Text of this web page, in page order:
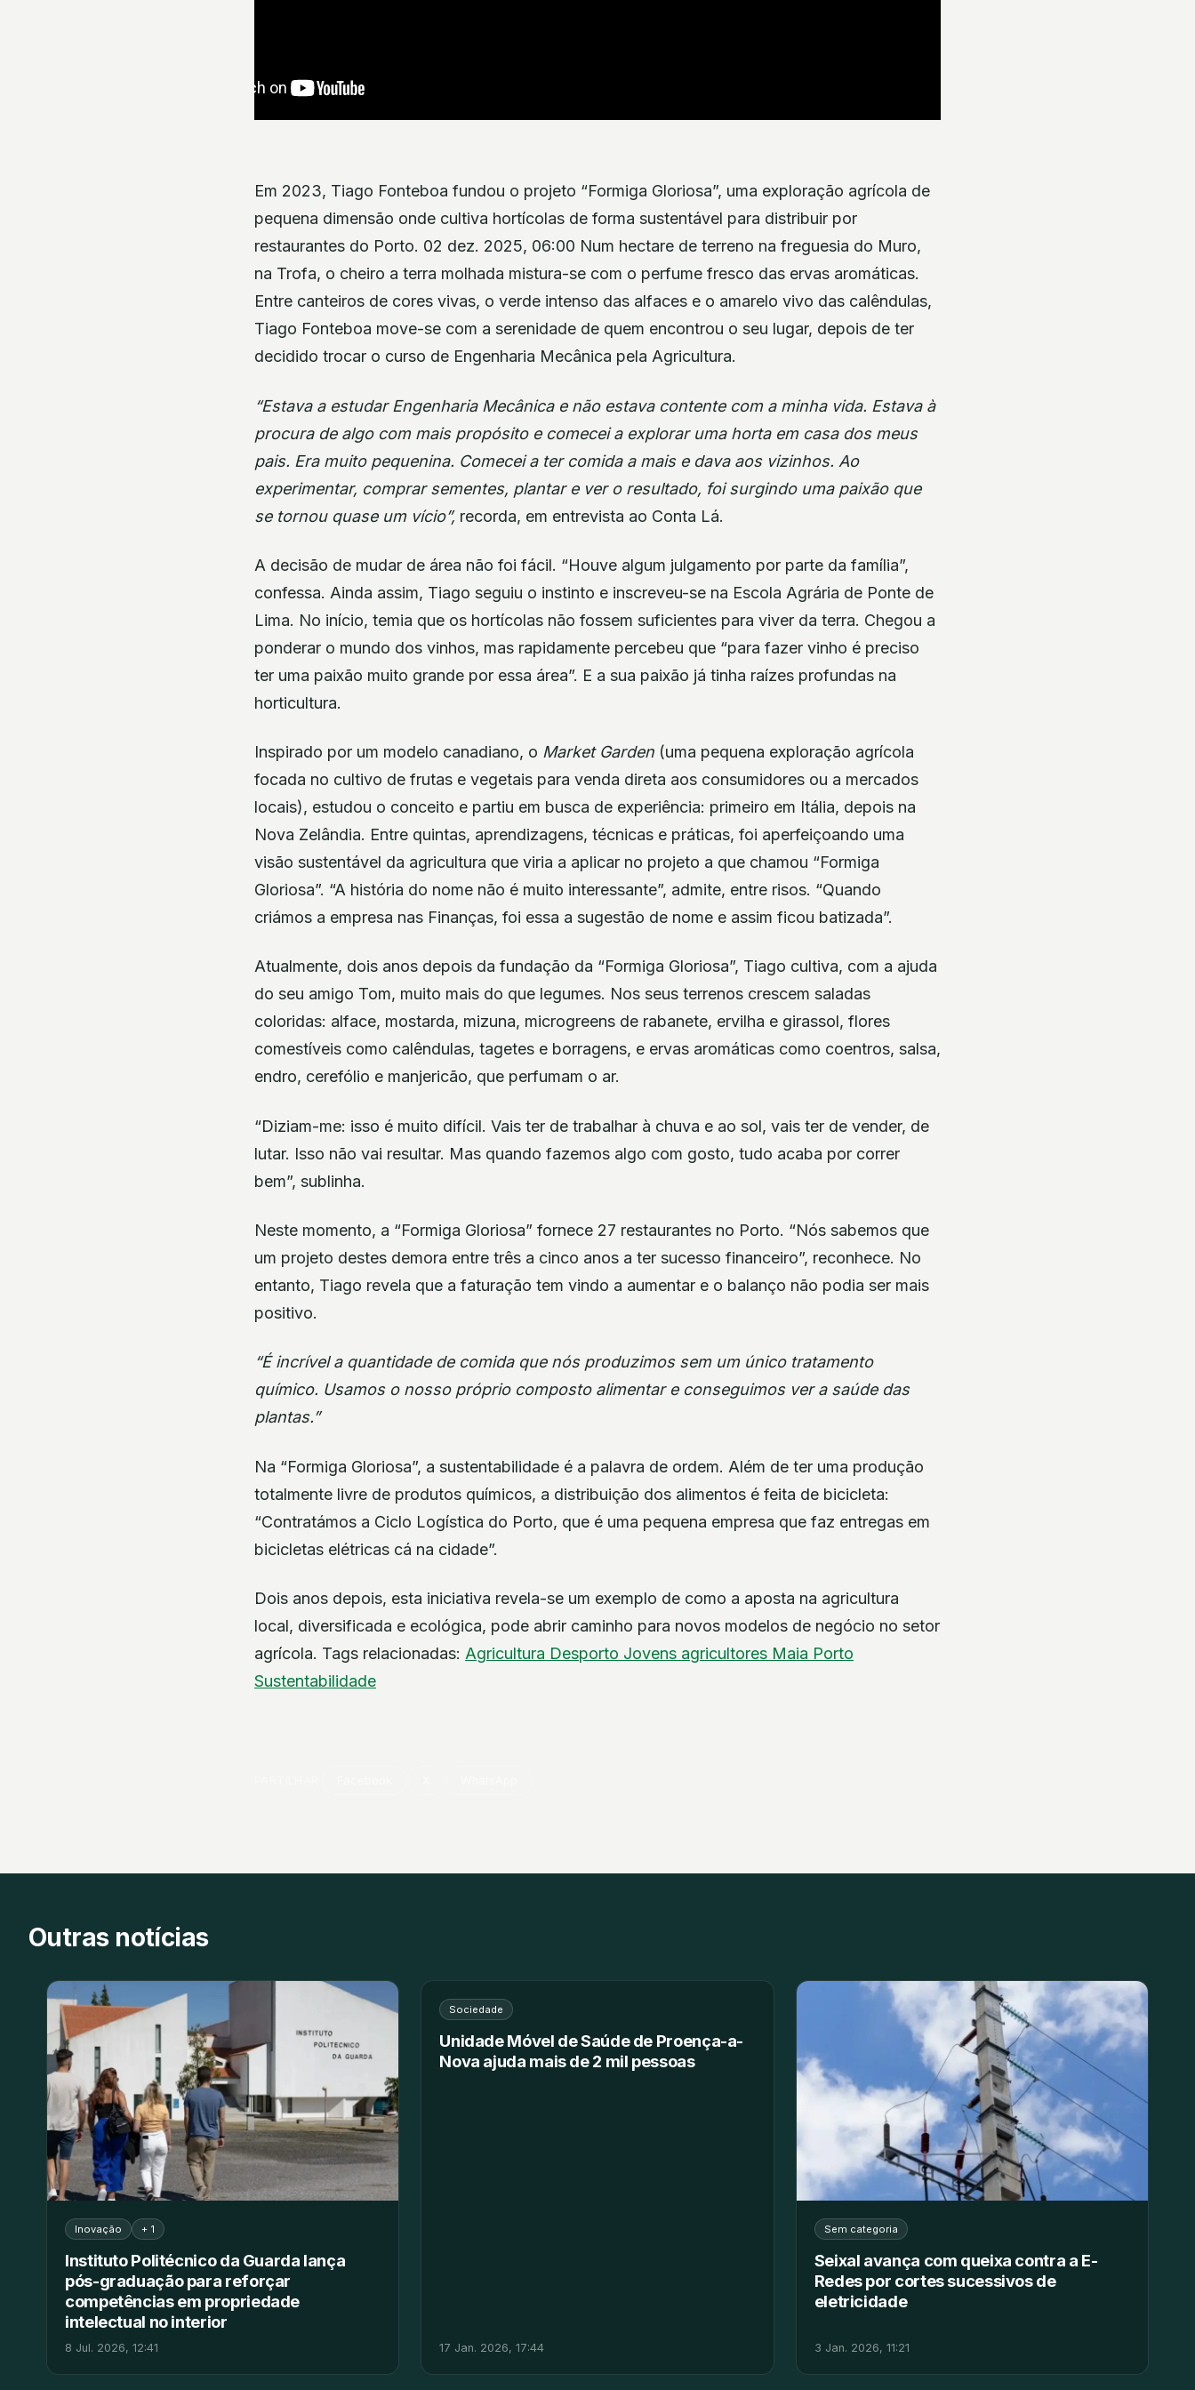
Em 2023, Tiago Fonteboa fundou o projeto “Formiga Gloriosa”, uma exploração agrícola de
pequena dimensão onde cultiva hortícolas de forma sustentável para distribuir por
restaurantes do Porto. 02 dez. 2025, 06:00 Num hectare de terreno na freguesia do Muro,
na Trofa, o cheiro a terra molhada mistura-se com o perfume fresco das ervas aromáticas.
Entre canteiros de cores vivas, o verde intenso das alfaces e o amarelo vivo das calêndulas,
Tiago Fonteboa move-se com a serenidade de quem encontrou o seu lugar, depois de ter
decidido trocar o curso de Engenharia Mecânica pela Agricultura.
“Estava a estudar Engenharia Mecânica e não estava contente com a minha vida. Estava à
procura de algo com mais propósito e comecei a explorar uma horta em casa dos meus
pais. Era muito pequenina. Comecei a ter comida a mais e dava aos vizinhos. Ao
experimentar, comprar sementes, plantar e ver o resultado, foi surgindo uma paixão que
se tornou quase um vício”, recorda, em entrevista ao Conta Lá.
A decisão de mudar de área não foi fácil. “Houve algum julgamento por parte da família”,
confessa. Ainda assim, Tiago seguiu o instinto e inscreveu-se na Escola Agrária de Ponte de
Lima. No início, temia que os hortícolas não fossem suficientes para viver da terra. Chegou a
ponderar o mundo dos vinhos, mas rapidamente percebeu que “para fazer vinho é preciso
ter uma paixão muito grande por essa área”. E a sua paixão já tinha raízes profundas na
horticultura.
Inspirado por um modelo canadiano, o Market Garden (uma pequena exploração agrícola
focada no cultivo de frutas e vegetais para venda direta aos consumidores ou a mercados
locais), estudou o conceito e partiu em busca de experiência: primeiro em Itália, depois na
Nova Zelândia. Entre quintas, aprendizagens, técnicas e práticas, foi aperfeiçoando uma
visão sustentável da agricultura que viria a aplicar no projeto a que chamou “Formiga
Gloriosa”. “A história do nome não é muito interessante”, admite, entre risos. “Quando
criámos a empresa nas Finanças, foi essa a sugestão de nome e assim ficou batizada”.
Atualmente, dois anos depois da fundação da “Formiga Gloriosa”, Tiago cultiva, com a ajuda
do seu amigo Tom, muito mais do que legumes. Nos seus terrenos crescem saladas
coloridas: alface, mostarda, mizuna, microgreens de rabanete, ervilha e girassol, flores
comestíveis como calêndulas, tagetes e borragens, e ervas aromáticas como coentros, salsa,
endro, cerefólio e manjericão, que perfumam o ar.
“Diziam-me: isso é muito difícil. Vais ter de trabalhar à chuva e ao sol, vais ter de vender, de
lutar. Isso não vai resultar. Mas quando fazemos algo com gosto, tudo acaba por correr
bem”, sublinha.
Neste momento, a “Formiga Gloriosa” fornece 27 restaurantes no Porto. “Nós sabemos que
um projeto destes demora entre três a cinco anos a ter sucesso financeiro”, reconhece. No
entanto, Tiago revela que a faturação tem vindo a aumentar e o balanço não podia ser mais
positivo.
“É incrível a quantidade de comida que nós produzimos sem um único tratamento
químico. Usamos o nosso próprio composto alimentar e conseguimos ver a saúde das
plantas.”
Na “Formiga Gloriosa”, a sustentabilidade é a palavra de ordem. Além de ter uma produção
totalmente livre de produtos químicos, a distribuição dos alimentos é feita de bicicleta:
“Contratámos a Ciclo Logística do Porto, que é uma pequena empresa que faz entregas em
bicicletas elétricas cá na cidade”.
Dois anos depois, esta iniciativa revela-se um exemplo de como a aposta na agricultura
local, diversificada e ecológica, pode abrir caminho para novos modelos de negócio no setor
agrícola. Tags relacionadas: Agricultura Desporto Jovens agricultores Maia Porto
Sustentabilidade
Outras notícias
Inovação + 1
Instituto Politécnico da Guarda lança
pós-graduação para reforçar
competências em propriedade
intelectual no interior
8 Jul. 2026, 12:41
Sociedade
Unidade Móvel de Saúde de Proença-a-
Nova ajuda mais de 2 mil pessoas
17 Jan. 2026, 17:44
Sem categoria
Seixal avança com queixa contra a E-
Redes por cortes sucessivos de
eletricidade
3 Jan. 2026, 11:21